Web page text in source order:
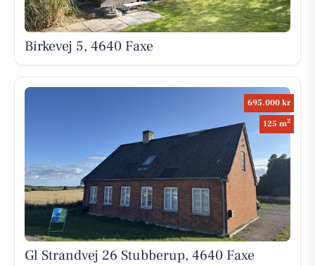
Birkevej 5, 4640 Faxe
695.000 kr
125 m2
Gl Strandvej 26 Stubberup, 4640 Faxe